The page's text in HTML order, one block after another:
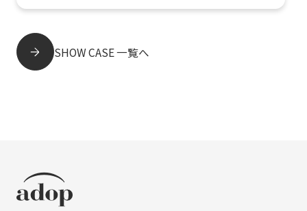
SHOW CASE 一覧へ